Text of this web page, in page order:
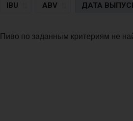
IBU ABV ДАТА
Пиво по заданным критериям не